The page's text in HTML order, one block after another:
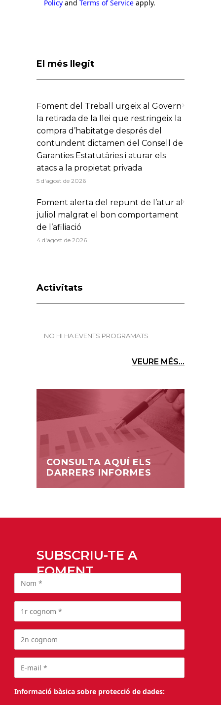
Policy and Terms of Service apply.
El més llegit
Foment del Treball urgeix al Govern
la retirada de la llei que restringeix la
compra d’habitatge després del
contundent dictamen del Consell de
Garanties Estatutàries i aturar els
atacs a la propietat privada
5 d'agost de 2026
Foment alerta del repunt de l’atur al
juliol malgrat el bon comportament
de l’afiliació
4 d'agost de 2026
Activitats
NO HI HA EVENTS PROGRAMATS
VEURE MÉS...
CONSULTA AQUÍ ELS
DARRERS INFORMES
SUBSCRIU-TE A
FOMENT
Informació bàsica sobre protecció de dades: